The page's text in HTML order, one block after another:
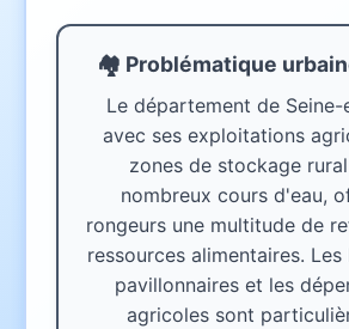
🏘️ Problématique
Le département de Seine-
avec ses exploitations
zones de stockage
nombreux cours d'eau,
rongeurs une multitude de
ressources alimentaires.
pavillonnaires et les
agricoles sont